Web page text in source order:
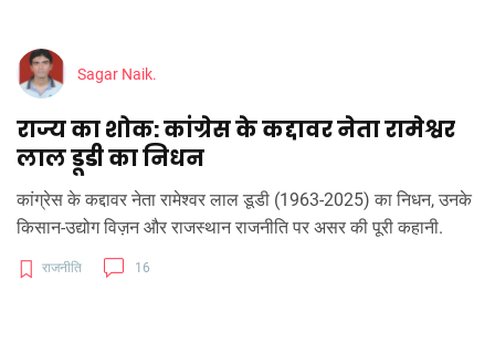
Sagar Naik.
राज्य का शोक: कांग्रेस के कद्दावर नेता रामेश्वर
लाल डूडी का निधन
कांग्रेस के कद्दावर नेता रामेश्वर लाल डूडी (1963‑2025) का निधन, उनके
किसान‑उद्योग विज़न और राजस्थान राजनीति पर असर की पूरी कहानी.
राजनीति 16